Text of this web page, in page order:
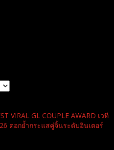
VIRAL GL COUPLE AWARD เวที
ตอกย้ำกระแสคู่จิ้นระดับอินเตอร์